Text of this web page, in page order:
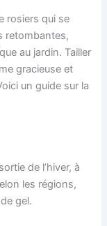
rosiers qui se
retombantes,
au jardin. Tailler
gracieuse et
un guide sur la
de l’hiver, à
les régions,
gel.